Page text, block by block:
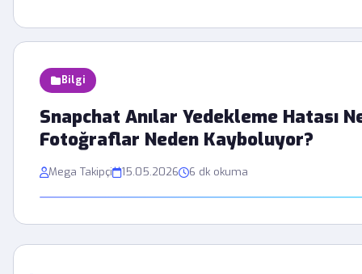
Bilgi
Snapchat Anılar Yedekleme Hatası
Fotoğraflar Neden Kayboluyor?
Mega Takipçi 15.05.2026 6 dk okuma